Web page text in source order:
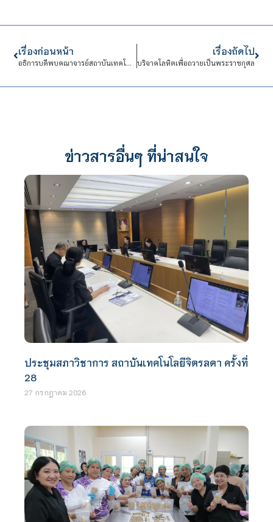
เรื่องก่อนหน้า
อธิการบดีพบคณาจารย์สถาบันเทคโนโลยีจิตรลดา ก่อนเปิดภาคเรียนที่ 1/2568
เรื่องถัดไป
บริจาคโลหิตเพื่อถวายเป็นพระราชกุศล
ข่าวสารอื่นๆ ที่น่าสนใจ
ประชุมสภาวิชาการ สถาบันเทคโนโลยีจิตรลดา ครั้งที่
28
27 กรกฎาคม 2026